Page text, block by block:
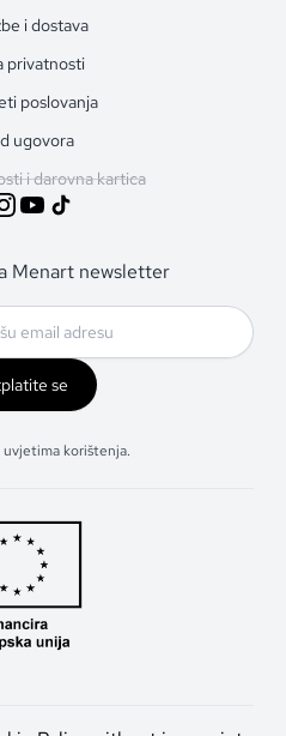
i dostava
privatnosti
poslovanja
ugovora
i darovna kartica
Menart newsletter
se
uvjetima korištenja.